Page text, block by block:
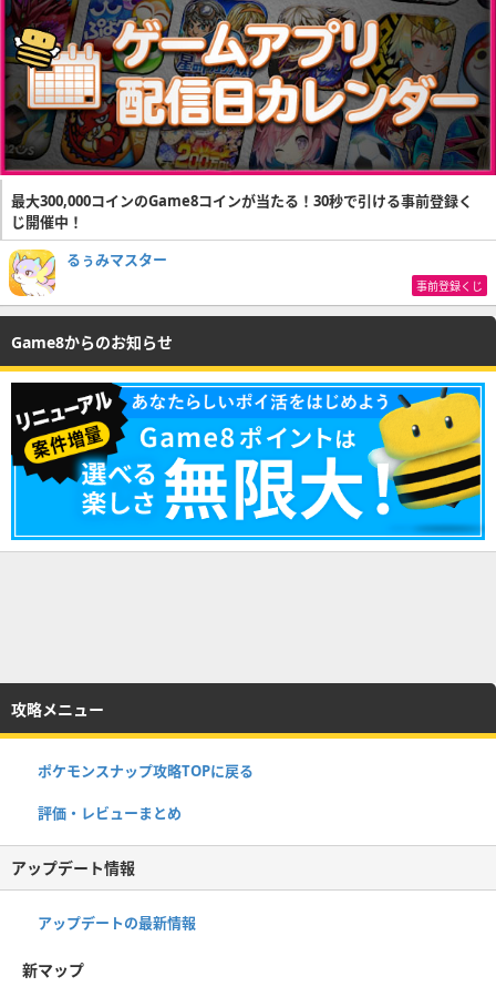
最大300,000コインのGame8コインが当たる！30秒で引ける事前登録く
じ開催中！
るぅみマスター
事前登録くじ
Game8からのお知らせ
攻略メニュー
ポケモンスナップ攻略TOPに戻る
評価・レビューまとめ
アップデート情報
アップデートの最新情報
新マップ